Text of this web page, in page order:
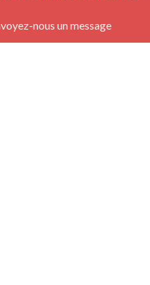
nous un message